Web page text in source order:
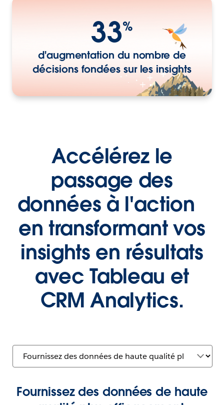
33%
d'augmentation du nombre de
décisions fondées sur les insights
Accélérez le
passage des
données à l'action
en transformant vos
insights en résultats
avec Tableau et
CRM Analytics.
Fournissez des données de haute